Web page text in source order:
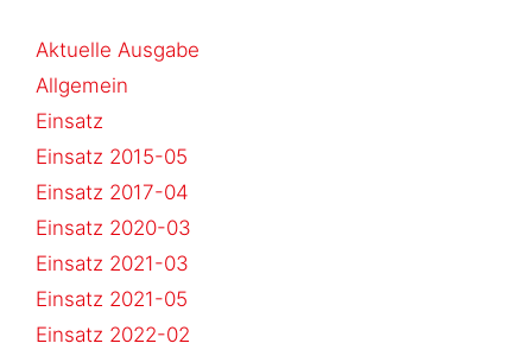
Aktuelle Ausgabe
Allgemein
Einsatz
Einsatz 2015-05
Einsatz 2017-04
Einsatz 2020-03
Einsatz 2021-03
Einsatz 2021-05
Einsatz 2022-02